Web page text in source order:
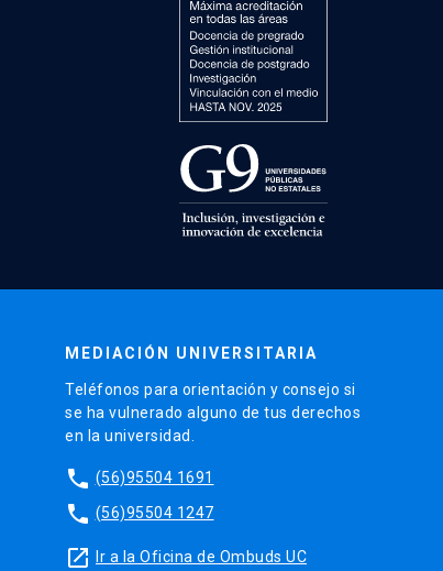
MEDIACIÓN UNIVERSITARIA
Teléfonos para orientación y consejo si
se ha vulnerado alguno de tus derechos
en la universidad.
phone (56)95504 1691
phone (56)95504 1247
launch Ir a la Oficina de Ombuds UC